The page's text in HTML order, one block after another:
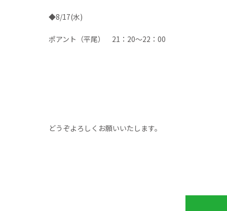
◆8/17(水)
ポアント（平尾） 21：20～22：00
どうぞよろしくお願いいたします。